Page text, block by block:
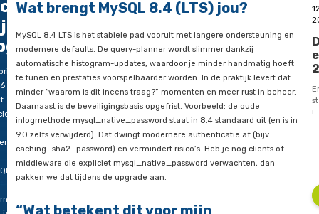
8.0
komt
om te
met 8.0 duurder, onzekerder en eigenlijk onverantwoord dan
Wat brengt MySQL 8.4 (LTS) jou?
MySQL 8.4 LTS is het stabiele pad vooruit met langere
modernere defaults. De query-planner wordt slimmer dankzij
automatische histogram-updates, waardoor je minder
te tunen en prestaties voorspelbaarder worden. In de praktijk
minder “waarom is dit ineens traag?”-momenten en meer
Daarnaast is de beveiligingsbasis opgefrist. Voorbeeld: de
inlogmethode mysql_native_password staat in 8.4